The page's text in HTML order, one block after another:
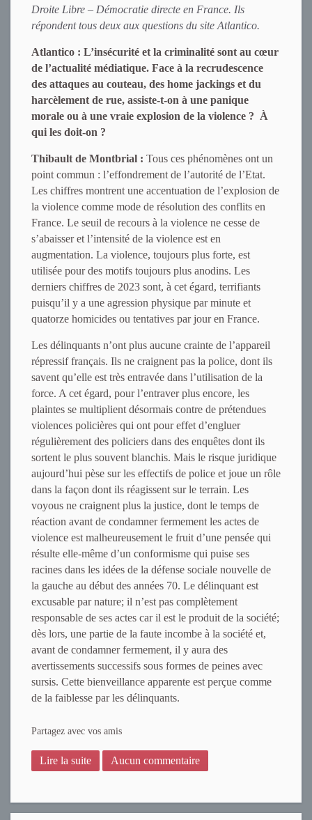
Droite Libre – Démocratie directe en France. Ils
répondent tous deux aux questions du site Atlantico.
Atlantico : L’insécurité et la criminalité sont au cœur
de l’actualité médiatique. Face à la recrudescence
des attaques au couteau, des home jackings et du
harcèlement de rue, assiste-t-on à une panique
morale ou à une vraie explosion de la violence ? À
qui les doit-on ?
Thibault de Montbrial : Tous ces phénomènes ont un
point commun : l’effondrement de l’autorité de l’Etat.
Les chiffres montrent une accentuation de l’explosion de
la violence comme mode de résolution des conflits en
France. Le seuil de recours à la violence ne cesse de
s’abaisser et l’intensité de la violence est en
augmentation. La violence, toujours plus forte, est
utilisée pour des motifs toujours plus anodins. Les
derniers chiffres de 2023 sont, à cet égard, terrifiants
puisqu’il y a une agression physique par minute et
quatorze homicides ou tentatives par jour en France.
Les délinquants n’ont plus aucune crainte de l’appareil
répressif français. Ils ne craignent pas la police, dont ils
savent qu’elle est très entravée dans l’utilisation de la
force. A cet égard, pour l’entraver plus encore, les
plaintes se multiplient désormais contre de prétendues
violences policières qui ont pour effet d’engluer
régulièrement des policiers dans des enquêtes dont ils
sortent le plus souvent blanchis. Mais le risque juridique
aujourd’hui pèse sur les effectifs de police et joue un rôle
dans la façon dont ils réagissent sur le terrain. Les
voyous ne craignent plus la justice, dont le temps de
réaction avant de condamner fermement les actes de
violence est malheureusement le fruit d’une pensée qui
résulte elle-même d’un conformisme qui puise ses
racines dans les idées de la défense sociale nouvelle de
la gauche au début des années 70. Le délinquant est
excusable par nature; il n’est pas complètement
responsable de ses actes car il est le produit de la société;
dès lors, une partie de la faute incombe à la société et,
avant de condamner fermement, il y aura des
avertissements successifs sous formes de peines avec
sursis. Cette bienveillance apparente est perçue comme
de la faiblesse par les délinquants.
Partagez avec vos amis
Lire la suite Aucun commentaire